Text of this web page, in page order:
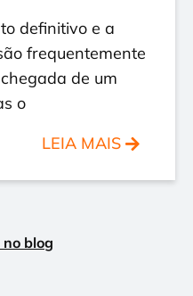
definitivo e a
frequentemente
de um
o
LEIA MAIS
blog